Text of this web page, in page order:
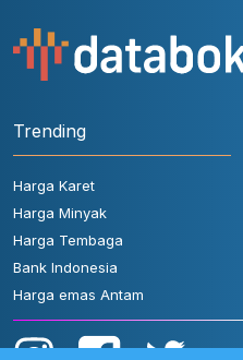
Trending
Harga Karet
Harga Minyak
Harga Tembaga
Bank Indonesia
Harga emas Antam